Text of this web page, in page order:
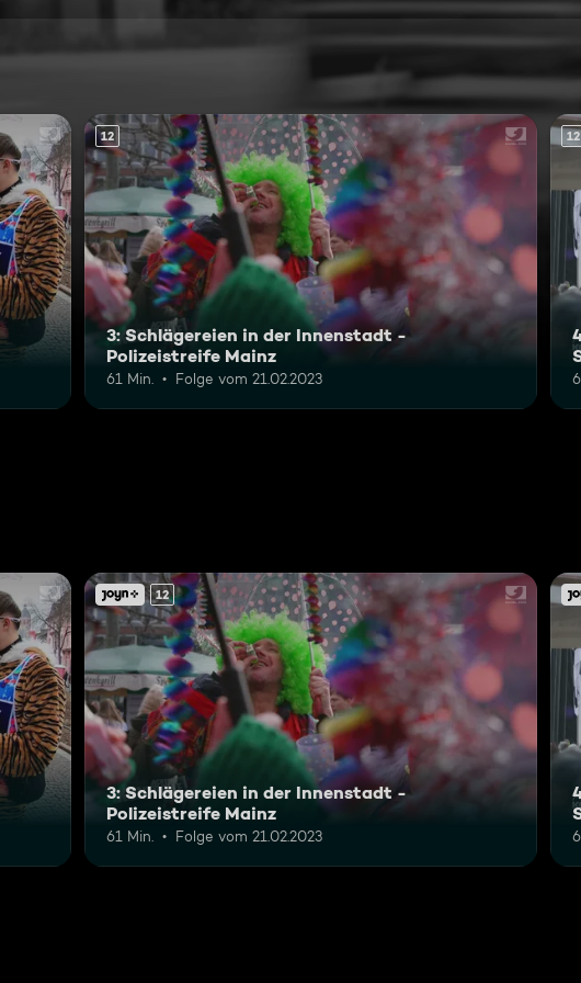
12
3: Schlägereien in der Innenstadt -
Polizeistreife Mainz
61 Min. Folge vom 21.02.2023
12
12
3: Schlägereien in der Innenstadt -
Polizeistreife Mainz
61 Min. Folge vom 21.02.2023